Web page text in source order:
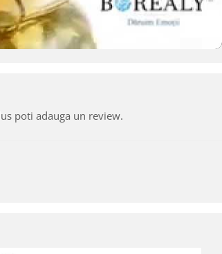
poti adauga un review.